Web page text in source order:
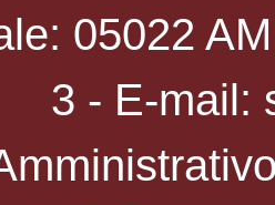
05022
3 - E-mail: